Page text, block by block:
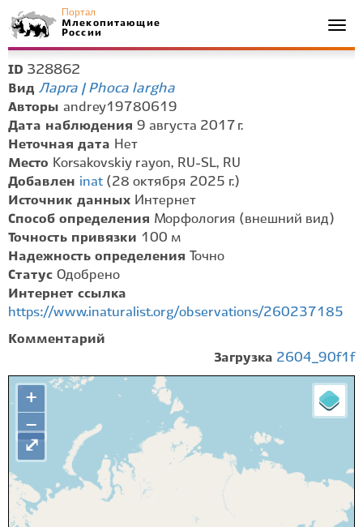
Портал
Млекопитающие
России
ID 328862
Вид Ларга | Phoca largha
Авторы andrey19780619
Дата наблюдения 9 августа 2017 г.
Неточная дата Нет
Место Korsakovskiy rayon, RU-SL, RU
Добавлен inat (28 октября 2025 г.)
Источник данных Интернет
Способ определения Морфология (внешний вид)
Точность привязки 100 м
Надежность определения
Точно
Статус Одобрено
Интернет ссылка
https://www.inaturalist.org/observations/260237185
Комментарий
Загрузка 2604_90f1f
+
−
⤢